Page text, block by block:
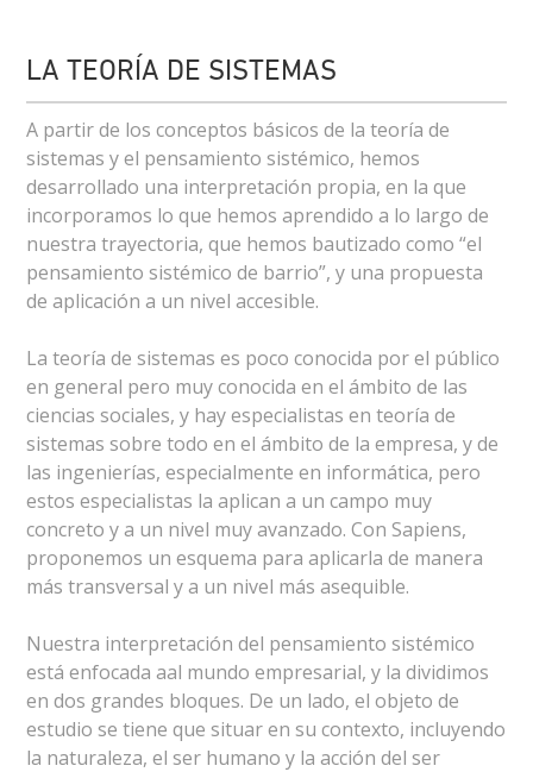
LA TEORÍA DE SISTEMAS
A partir de los conceptos básicos de la teoría de
sistemas y el pensamiento sistémico, hemos
desarrollado una interpretación propia, en la que
incorporamos lo que hemos aprendido a lo largo de
nuestra trayectoria, que hemos bautizado como “el
pensamiento sistémico de barrio”, y una propuesta
de aplicación a un nivel accesible.
La teoría de sistemas es poco conocida por el público
en general pero muy conocida en el ámbito de las
ciencias sociales, y hay especialistas en teoría de
sistemas sobre todo en el ámbito de la empresa, y de
las ingenierías, especialmente en informática, pero
estos especialistas la aplican a un campo muy
concreto y a un nivel muy avanzado. Con Sapiens,
proponemos un esquema para aplicarla de manera
más transversal y a un nivel más asequible.
Nuestra interpretación del pensamiento sistémico
está enfocada aal mundo empresarial, y la dividimos
en dos grandes bloques. De un lado, el objeto de
estudio se tiene que situar en su contexto, incluyendo
la naturaleza, el ser humano y la acción del ser